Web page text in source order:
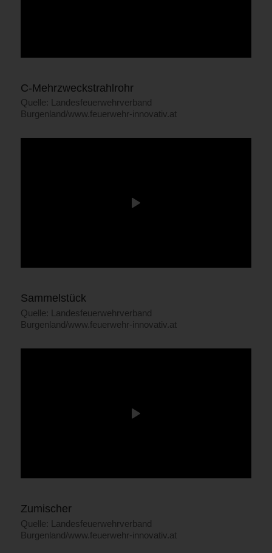
C-Mehrzweckstrahlrohr
Quelle: Landesfeuerwehrverband
Burgenland/www.feuerwehr-innovativ.at
Sammelstück
Quelle: Landesfeuerwehrverband
Burgenland/www.feuerwehr-innovativ.at
Zumischer
Quelle: Landesfeuerwehrverband
Burgenland/www.feuerwehr-innovativ.at